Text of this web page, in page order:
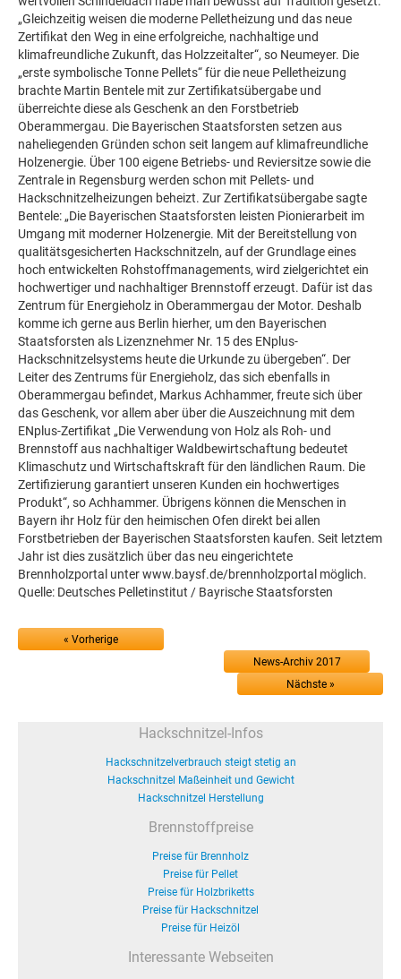
„Gleichzeitig weisen die moderne Pelletheizung und das neue
Zertifikat den Weg in eine erfolgreiche, nachhaltige und
klimafreundliche Zukunft, das Holzzeitalter“, so Neumeyer. Die
„erste symbolische Tonne Pellets“ für die neue Pelletheizung
brachte Martin Bentele mit zur Zertifikatsübergabe und
überreichte diese als Geschenk an den Forstbetrieb
Oberammergau. Die Bayerischen Staatsforsten setzen aus
naheliegenden Gründen schon seit langem auf klimafreundliche
Holzenergie. Über 100 eigene Betriebs- und Reviersitze sowie die
Zentrale in Regensburg werden schon mit Pellets- und
Hackschnitzelheizungen beheizt. Zur Zertifikatsübergabe sagte
Bentele: „Die Bayerischen Staatsforsten leisten Pionierarbeit im
Umgang mit moderner Holzenergie. Mit der Bereitstellung von
qualitätsgesicherten Hackschnitzeln, auf der Grundlage eines
hoch entwickelten Rohstoffmanagements, wird zielgerichtet ein
hochwertiger und nachhaltiger Brennstoff erzeugt. Dafür ist das
Zentrum für Energieholz in Oberammergau der Motor. Deshalb
komme ich gerne aus Berlin hierher, um den Bayerischen
Staatsforsten als Lizenznehmer Nr. 15 des ENplus-
Hackschnitzelsystems heute die Urkunde zu übergeben“. Der
Leiter des Zentrums für Energieholz, das sich ebenfalls in
Oberammergau befindet, Markus Achhammer, freute sich über
das Geschenk, vor allem aber über die Auszeichnung mit dem
ENplus-Zertifikat „Die Verwendung von Holz als Roh- und
Brennstoff aus nachhaltiger Waldbewirtschaftung bedeutet
Klimaschutz und Wirtschaftskraft für den ländlichen Raum. Die
Zertifizierung garantiert unseren Kunden ein hochwertiges
Produkt“, so Achhammer. Übrigens können die Menschen in
Bayern ihr Holz für den heimischen Ofen direkt bei allen
Forstbetrieben der Bayerischen Staatsforsten kaufen. Seit letztem
Jahr ist dies zusätzlich über das neu eingerichtete
Brennholzportal unter www.baysf.de/brennholzportal möglich.
Quelle: Deutsches Pelletinstitut / Bayrische Staatsforsten
« Vorherige
News-Archiv 2017
Nächste »
Hackschnitzel-Infos
Hackschnitzelverbrauch steigt stetig an
Hackschnitzel Maßeinheit und Gewicht
Hackschnitzel Herstellung
Brennstoffpreise
Preise für Brennholz
Preise für Pellet
Preise für Holzbriketts
Preise für Hackschnitzel
Preise für Heizöl
Interessante Webseiten